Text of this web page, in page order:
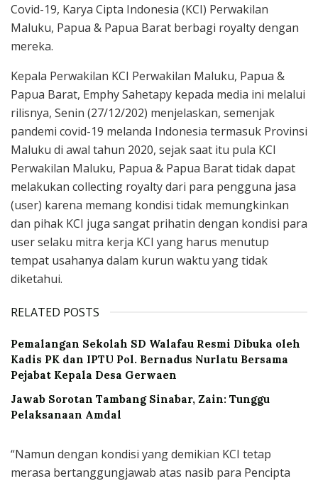
Covid-19, Karya Cipta Indonesia (KCI) Perwakilan
Maluku, Papua & Papua Barat berbagi royalty dengan
mereka.
Kepala Perwakilan KCI Perwakilan Maluku, Papua &
Papua Barat, Emphy Sahetapy kepada media ini melalui
rilisnya, Senin (27/12/202) menjelaskan, semenjak
pandemi covid-19 melanda Indonesia termasuk Provinsi
Maluku di awal tahun 2020, sejak saat itu pula KCI
Perwakilan Maluku, Papua & Papua Barat tidak dapat
melakukan collecting royalty dari para pengguna jasa
(user) karena memang kondisi tidak memungkinkan
dan pihak KCI juga sangat prihatin dengan kondisi para
user selaku mitra kerja KCI yang harus menutup
tempat usahanya dalam kurun waktu yang tidak
diketahui.
RELATED POSTS
Pemalangan Sekolah SD Walafau Resmi Dibuka oleh
Kadis PK dan IPTU Pol. Bernadus Nurlatu Bersama
Pejabat Kepala Desa Gerwaen
Jawab Sorotan Tambang Sinabar, Zain: Tunggu
Pelaksanaan Amdal
“Namun dengan kondisi yang demikian KCI tetap
merasa bertanggungjawab atas nasib para Pencipta